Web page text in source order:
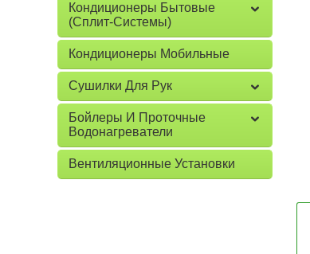
Кондиционеры Бытовые
(сплит-Системы)
Кондиционеры Мобильные
Сушилки Для Рук
Бойлеры И Проточные
Водонагреватели
Вентиляционные Установки